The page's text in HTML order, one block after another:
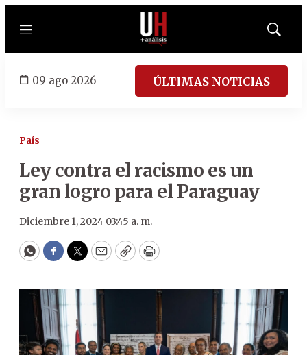
Menú
Mostrar
09 ago 2026 ÚLTIMAS NOTICIAS
País
Ley contra el racismo es un
gran logro para el Paraguay
Diciembre 1, 2024 03:45 a. m.
WhatsApp
Facebook
Twitter
EmailCopyPrint